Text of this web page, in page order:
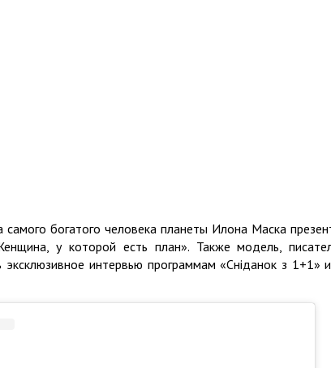
богатого человека планеты Илона Маска
у которой есть план». Также модель,
эксклюзивное интервью программам «Сніданок з 1+1»